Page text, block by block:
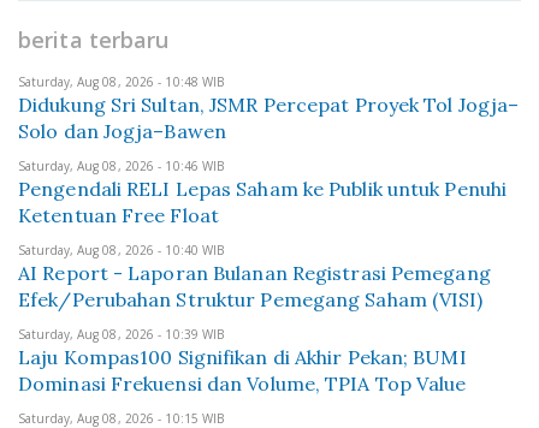
berita terbaru
Saturday, Aug 08, 2026 - 10:48 WIB
Didukung Sri Sultan, JSMR Percepat Proyek Tol Jogja–
Solo dan Jogja–Bawen
Saturday, Aug 08, 2026 - 10:46 WIB
Pengendali RELI Lepas Saham ke Publik untuk Penuhi
Ketentuan Free Float
Saturday, Aug 08, 2026 - 10:40 WIB
AI Report - Laporan Bulanan Registrasi Pemegang
Efek/Perubahan Struktur Pemegang Saham (VISI)
Saturday, Aug 08, 2026 - 10:39 WIB
Laju Kompas100 Signifikan di Akhir Pekan; BUMI
Dominasi Frekuensi dan Volume, TPIA Top Value
Saturday, Aug 08, 2026 - 10:15 WIB